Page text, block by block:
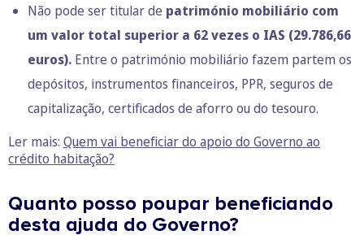
Não pode ser titular de património mobiliário com
um valor total superior a 62 vezes o IAS (29.786,66
euros). Entre o património mobiliário fazem partem os
depósitos, instrumentos financeiros, PPR, seguros de
capitalização, certificados de aforro ou do tesouro.
Ler mais: Quem vai beneficiar do apoio do Governo ao
crédito habitação?
Quanto posso poupar beneficiando
desta ajuda do Governo?